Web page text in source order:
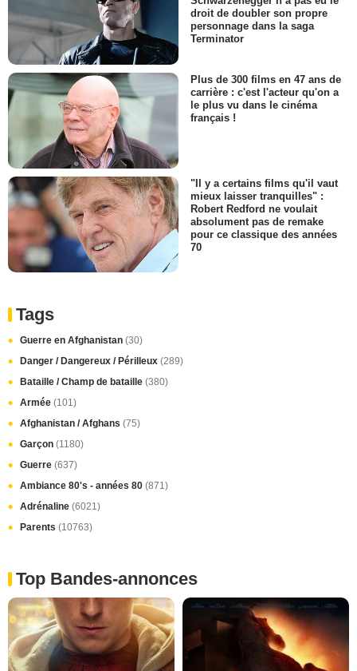
droit de doubler son propre
personnage dans la saga
Terminator
Plus de 300 films en 47 ans de
carrière : c'est l'acteur qu'on a
le plus vu dans le cinéma
français !
"Il y a certains films qu'il vaut
mieux laisser tranquilles" :
Robert Redford ne voulait
absolument pas de remake
pour ce classique des années
70
Tags
Guerre en Afghanistan (30)
Danger / Dangereux / Périlleux (289)
Bataille / Champ de bataille (380)
Armée (101)
Afghanistan / Afghans (75)
Garçon (1180)
Guerre (637)
Ambiance 80's - années 80 (871)
Adrénaline (6021)
Parents (10763)
Top Bandes-annonces